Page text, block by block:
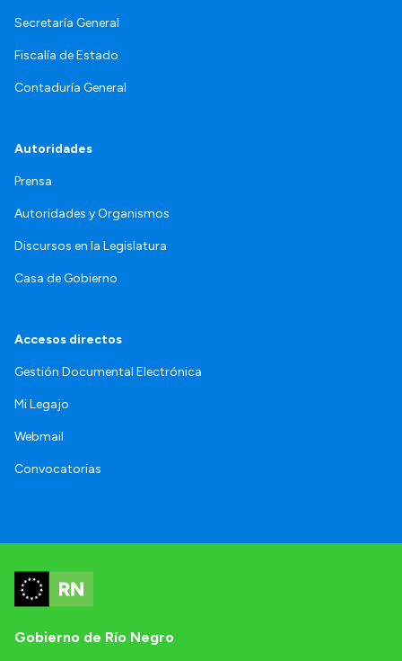
Secretaría General
Fiscalía de Estado
Contaduría General
Autoridades
Prensa
Autoridades y Organismos
Discursos en la Legislatura
Casa de Gobierno
Accesos directos
Gestión Documental Electrónica
Mi Legajo
Webmail
Convocatorias
Gobierno de Río Negro